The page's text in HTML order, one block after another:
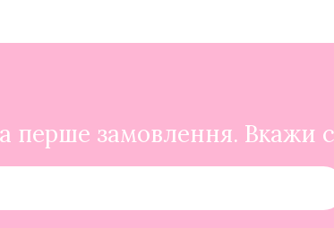
перше замовлення. Вкажи